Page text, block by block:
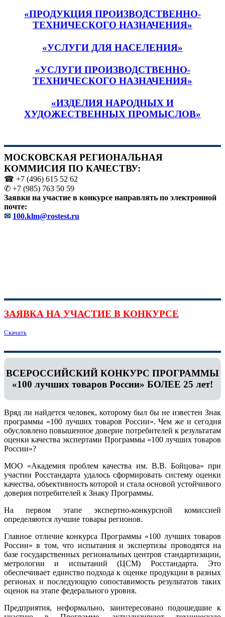
«ПРОДУКЦИЯ ПРОИЗВОДСТВЕННО-
ТЕХНИЧЕСКОГО НАЗНАЧЕНИЯ»
«УСЛУГИ ДЛЯ НАСЕЛЕНИЯ»
«УСЛУГИ ПРОИЗВОДСТВЕННО-
ТЕХНИЧЕСКОГО НАЗНАЧЕНИЯ»
«ИЗДЕЛИЯ НАРОДНЫХ И
ХУДОЖЕСТВЕННЫХ ПРОМЫСЛОВ»
МОСКОВСКАЯ РЕГИОНАЛЬНАЯ
КОММИСИЯ ПО КАЧЕСТВУ:
☎ +7 (496) 615 52 62
✆ +7 (985) 763 50 59
Заявки на участие в конкурсе направлять по электронной
почте:
✉ 100.klm@rostest.ru
ЗАЯВКА НА УЧАСТИЕ В КОНКУРСЕ
Скачать
ВСЕРОССИЙСКИЙ КОНКУРС ПРОГРАММЫ
«100 лучших товаров России» БОЛЕЕ 25 лет!
Вряд ли найдется человек, которому был бы не известен Знак
программы «100 лучших товаров России». Чем же и сегодня
обусловлено повышенное доверие потребителей к результатам
оценки качества экспертами Программы «100 лучших товаров
России»?
МОО «Академия проблем качества им. В.В. Бойцова» при
участии Росстандарта удалось сформировать систему оценки
качества, объективность которой и стала основой устойчивого
доверия потребителей к Знаку Программы.
На первом этапе экспертно-конкурсной комиссией
определяются лучшие товары регионов.
Главное отличие конкурса Программы «100 лучших товаров
России» в том, что испытания и экспертизы проводятся на
базе государственных региональных центров стандартизации,
метрологии и испытаний (ЦCM) Росстандарта. Это
обеспечивает единство подхода к оценке продукции в разных
регионах и последующую сопоставимость результатов таких
оценок на этапе федерального уровня.
Предприятия, неформально, заинтересовано подошедшие к